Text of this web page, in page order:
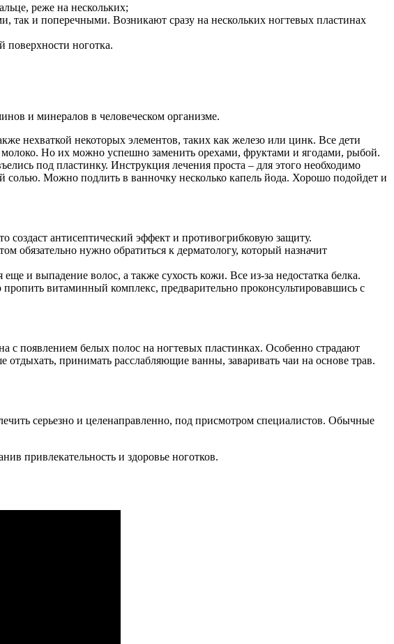
реже на нескольких;
так и поперечными. Возникают сразу на нескольких ногтевых пластинах
поверхности ноготка.
и минералов в человеческом организме.
нехваткой некоторых элементов, таких как железо или цинк. Все дети
Но их можно успешно заменить орехами, фруктами и ягодами, рыбой.
под пластинку. Инструкция лечения проста – для этого необходимо
солью. Можно подлить в ванночку несколько капель йода. Хорошо подойдет и
создаст антисептический эффект и противогрибковую защиту.
нужно обратиться к дерматологу, который назначит
и выпадение волос, а также сухость кожи. Все из-за недостатка белка.
витаминный комплекс, предварительно проконсультировавшись с
появлением белых полос на ногтевых пластинках. Особенно страдают
принимать расслабляющие ванны, заваривать чаи на основе трав.
серьезно и целенаправленно, под присмотром специалистов. Обычные
привлекательность и здоровье ноготков.